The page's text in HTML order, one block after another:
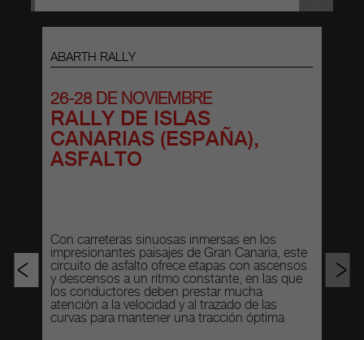
ABARTH RALLY
26-28 DE NOVIEMBRE
RALLY DE ISLAS
CANARIAS (ESPAÑA),
ASFALTO
Con carreteras sinuosas inmersas en los
impresionantes paisajes de Gran Canaria, este
circuito de asfalto ofrece etapas con ascensos
y descensos a un ritmo constante, en las que
los conductores deben prestar mucha
atención a la velocidad y al trazado de las
curvas para mantener una tracción óptima
< >